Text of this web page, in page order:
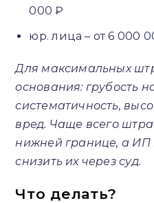
000 ₽
юр. лица – от 6 000
Для максимальных
основания: грубость
систематичность,
вред. Чаще всего
нижней границе, а ИП
снизить их через суд.
Что делать?